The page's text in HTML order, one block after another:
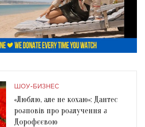
ШОУ-БИЗНЕС
«Люблю, але не кохаю»: Дантес
розповів про розлучення з
Дорофєєвою